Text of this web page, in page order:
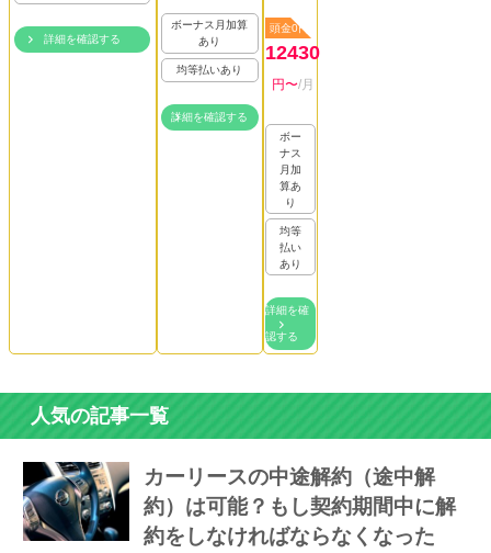
詳細を確認する
ボーナス月加算
あり
均等払いあり
詳細を確認する
頭金0円
12430
円〜/月
ボー
ナス
月加
算あ
り
均等
払い
あり
詳細を確
認する
人気の記事一覧
カーリースの中途解約（途中解
約）は可能？もし契約期間中に解
約をしなければならなくなった